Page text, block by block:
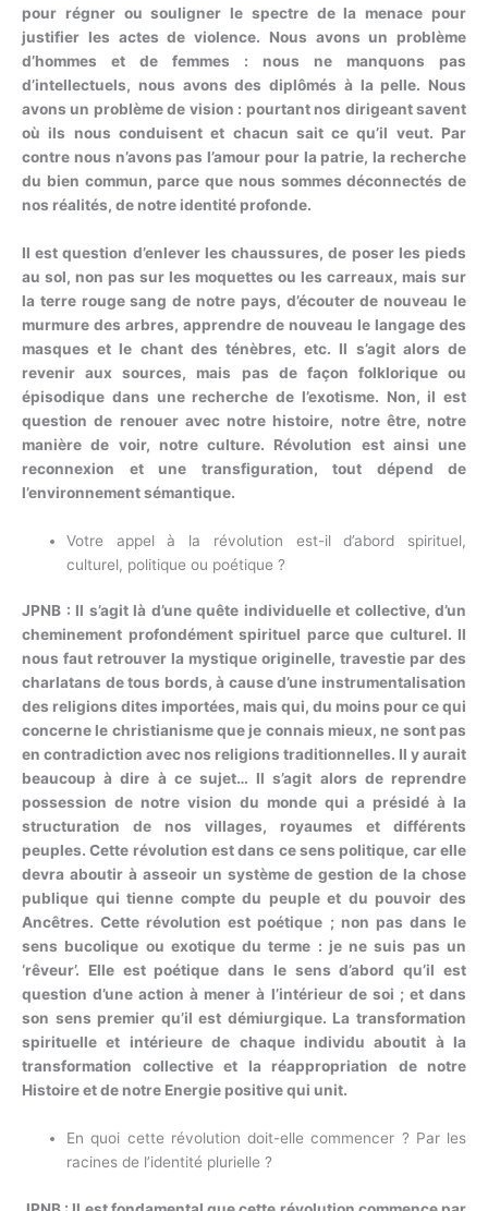
pour régner ou souligner le spectre de la menace pour
justifier les actes de violence. Nous avons un problème
d’hommes et de femmes : nous ne manquons pas
d’intellectuels, nous avons des diplômés à la pelle. Nous
avons un problème de vision : pourtant nos dirigeant savent
où ils nous conduisent et chacun sait ce qu’il veut. Par
contre nous n’avons pas l’amour pour la patrie, la recherche
du bien commun, parce que nous sommes déconnectés de
nos réalités, de notre identité profonde.
Il est question d’enlever les chaussures, de poser les pieds
au sol, non pas sur les moquettes ou les carreaux, mais sur
la terre rouge sang de notre pays, d’écouter de nouveau le
murmure des arbres, apprendre de nouveau le langage des
masques et le chant des ténèbres, etc. Il s’agit alors de
revenir aux sources, mais pas de façon folklorique ou
épisodique dans une recherche de l’exotisme. Non, il est
question de renouer avec notre histoire, notre être, notre
manière de voir, notre culture. Révolution est ainsi une
reconnexion et une transfiguration, tout dépend de
l’environnement sémantique.
Votre appel à la révolution est-il d’abord spirituel,
culturel, politique ou poétique ?
JPNB : Il s’agit là d’une quête individuelle et collective, d’un
cheminement profondément spirituel parce que culturel. Il
nous faut retrouver la mystique originelle, travestie par des
charlatans de tous bords, à cause d’une instrumentalisation
des religions dites importées, mais qui, du moins pour ce qui
concerne le christianisme que je connais mieux, ne sont pas
en contradiction avec nos religions traditionnelles. Il y aurait
beaucoup à dire à ce sujet… Il s’agit alors de reprendre
possession de notre vision du monde qui a présidé à la
structuration de nos villages, royaumes et différents
peuples. Cette révolution est dans ce sens politique, car elle
devra aboutir à asseoir un système de gestion de la chose
publique qui tienne compte du peuple et du pouvoir des
Ancêtres. Cette révolution est poétique ; non pas dans le
sens bucolique ou exotique du terme : je ne suis pas un
‘rêveur’. Elle est poétique dans le sens d’abord qu’il est
question d’une action à mener à l’intérieur de soi ; et dans
son sens premier qu’il est démiurgique. La transformation
spirituelle et intérieure de chaque individu aboutit à la
transformation collective et la réappropriation de notre
Histoire et de notre Energie positive qui unit.
En quoi cette révolution doit-elle commencer ? Par les
racines de l’identité plurielle ?